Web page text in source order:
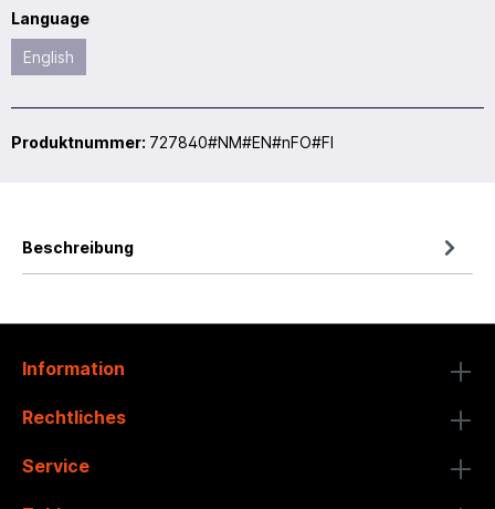
Language
English
Produktnummer: 727840#NM#EN#nFO#FI
Beschreibung
Information
Rechtliches
Service